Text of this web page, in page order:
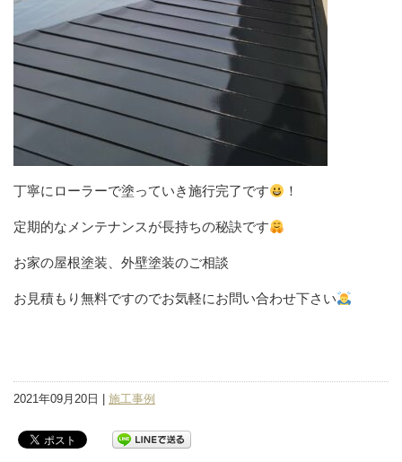
丁寧にローラーで塗っていき施行完了です ！
定期的なメンテナンスが長持ちの秘訣です
お家の屋根塗装、外壁塗装のご相談
お見積もり無料ですのでお気軽にお問い合わせ下さい
2021年09月20日 | 施工事例